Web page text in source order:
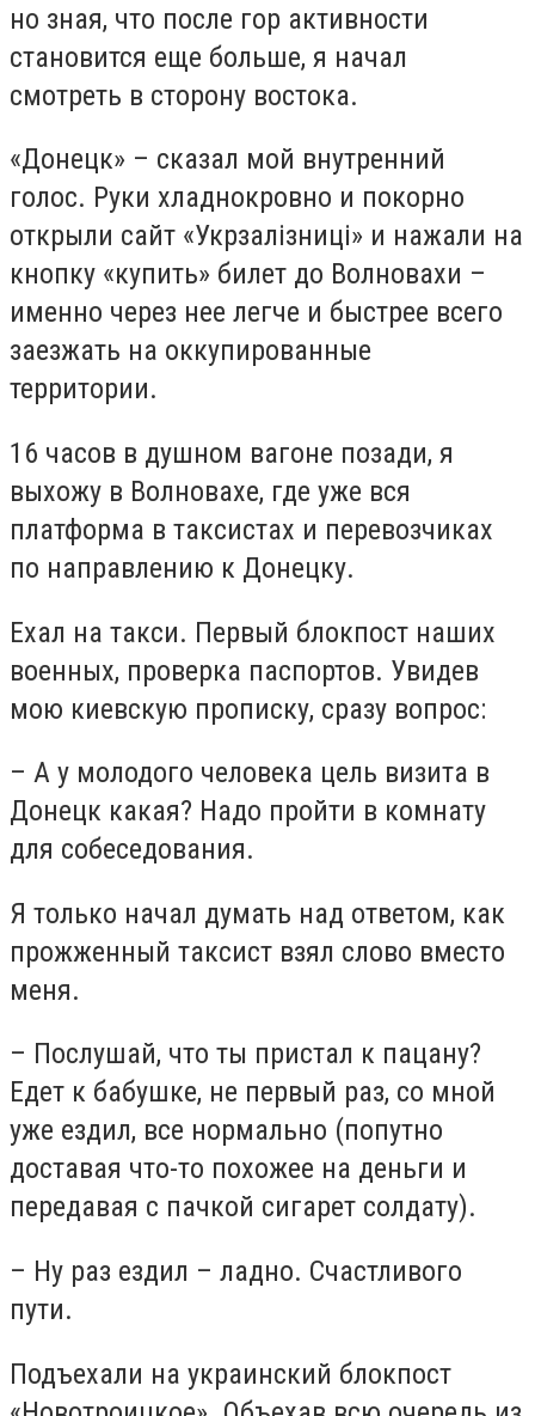
но зная, что после гор активности
становится еще больше, я начал
смотреть в сторону востока.
«Донецк» – сказал мой внутренний
голос. Руки хладнокровно и покорно
открыли сайт «Укрзалізниці» и нажали на
кнопку «купить» билет до Волновахи –
именно через нее легче и быстрее всего
заезжать на оккупированные
территории.
16 часов в душном вагоне позади, я
выхожу в Волновахе, где уже вся
платформа в таксистах и перевозчиках
по направлению к Донецку.
Ехал на такси. Первый блокпост наших
военных, проверка паспортов. Увидев
мою киевскую прописку, сразу вопрос:
– А у молодого человека цель визита в
Донецк какая? Надо пройти в комнату
для собеседования.
Я только начал думать над ответом, как
прожженный таксист взял слово вместо
меня.
– Послушай, что ты пристал к пацану?
Едет к бабушке, не первый раз, со мной
уже ездил, все нормально (попутно
доставая что-то похожее на деньги и
передавая с пачкой сигарет солдату).
– Ну раз ездил – ладно. Счастливого
пути.
Подъехали на украинский блокпост